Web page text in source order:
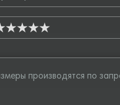
производятся по